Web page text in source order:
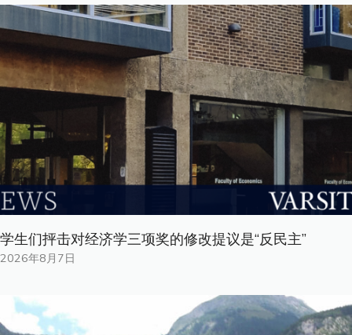
学生们抨击对经济学三项奖的修改提议是“反民主”
2026年8月7日